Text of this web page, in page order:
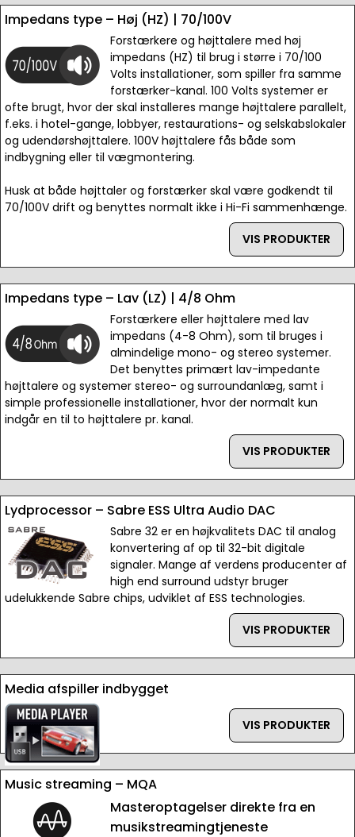
Impedans type – Høj (HZ) | 70/100V
Forstærkere og højttalere med høj
impedans (HZ) til brug i større i 70/100
Volts installationer, som spiller fra samme
forstærker-kanal. 100 Volts systemer er
ofte brugt, hvor der skal installeres mange højttalere parallelt,
f.eks. i hotel-gange, lobbyer, restaurations- og selskabslokaler
og udendørshøjttalere. 100V højttalere fås både som
indbygning eller til vægmontering.
Husk at både højttaler og forstærker skal være godkendt til
70/100V drift og benyttes normalt ikke i Hi-Fi sammenhænge.
VIS PRODUKTER
Impedans type – Lav (LZ) | 4/8 Ohm
Forstærkere eller højttalere med lav
impedans (4-8 Ohm), som til bruges i
almindelige mono- og stereo systemer.
Det benyttes primært lav-impedante
højttalere og systemer stereo- og surroundanlæg, samt i
simple professionelle installationer, hvor der normalt kun
indgår en til to højttalere pr. kanal.
VIS PRODUKTER
Lydprocessor – Sabre ESS Ultra Audio DAC
Sabre 32 er en højkvalitets DAC til analog
konvertering af op til 32-bit digitale
signaler. Mange af verdens producenter af
high end surround udstyr bruger
udelukkende Sabre chips, udviklet af ESS technologies.
VIS PRODUKTER
Media afspiller indbygget
VIS PRODUKTER
Music streaming – MQA
Masteroptagelser direkte fra en
musikstreamingtjeneste